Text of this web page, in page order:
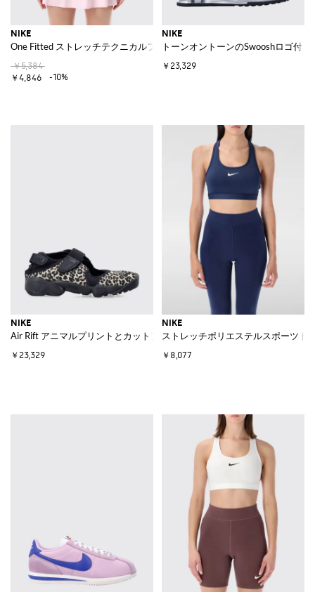
NIKE
One Fitted ストレッチテクニカルファブリック製スポーツトップ
￥5,384
￥4,846
-10%
NIKE
トーンオントーンのSwooshロゴ付
￥23,329
NIKE
Air Rift アニマルプリントとカットアウト足袋トゥデザインのスニーカー
￥23,329
NIKE
ストレッチポリエステルスポーツト
￥8,077